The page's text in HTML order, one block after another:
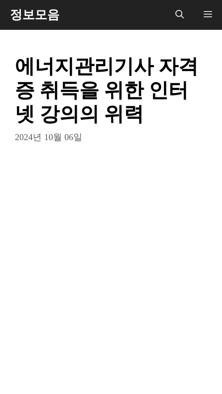
정보모음 메
에너지관리기사 자격
증 취득을 위한 인터
넷 강의의 위력
2024년 10월 06일